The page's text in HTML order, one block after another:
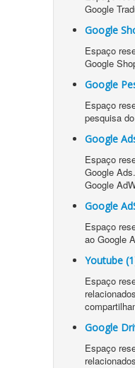
Google
Google
Espaço
Google
Google
Espaço
pesquisa
Google
Espaço
Google
Google
Google
Espaço
ao Google
Youtube
Espaço
Google
Espaço